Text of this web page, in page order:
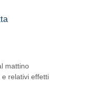
mattino
relativi effetti